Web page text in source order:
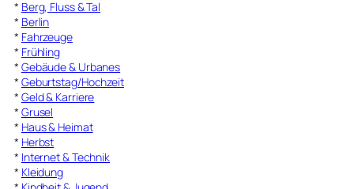
* Berg, Fluss & Tal
* Berlin
* Fahrzeuge
* Frühling
* Gebäude & Urbanes
* Geburtstag/Hochzeit
* Geld & Karriere
* Grusel
* Haus & Heimat
* Herbst
* Internet & Technik
* Kleidung